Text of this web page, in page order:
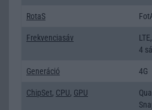
RotaS
Frekvenciasáv
4
Generáció 4G
ChipSet, CPU, GPU